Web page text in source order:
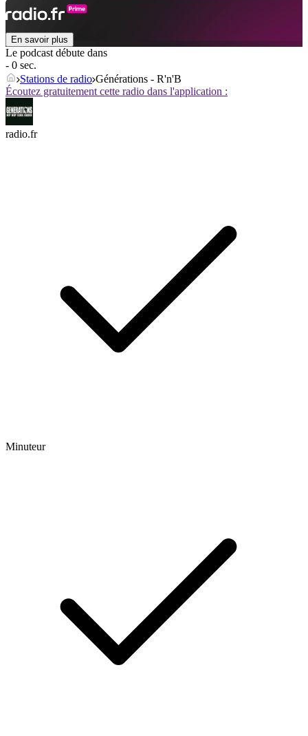
En savoir plus
Le podcast débute dans
- 0 sec.
Stations de radio Générations - R'n'B
Écoutez gratuitement cette radio dans l'application :
radio.fr
Minuteur